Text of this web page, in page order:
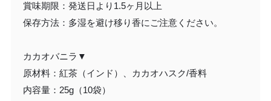
賞味期限：発送日より1.5ヶ月以上
保存方法：多湿を避け移り香にご注意ください。
カカオバニラ▼
原材料：紅茶（インド）、カカオハスク/香料
内容量：25g（10袋）